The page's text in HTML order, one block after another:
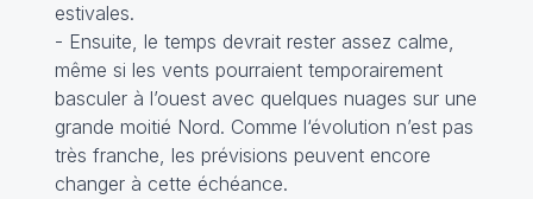
estivales.
- Ensuite, le temps devrait rester assez calme,
même si les vents pourraient temporairement
basculer à l’ouest avec quelques nuages sur une
grande moitié Nord. Comme l‘évolution n’est pas
très franche, les prévisions peuvent encore
changer à cette échéance.